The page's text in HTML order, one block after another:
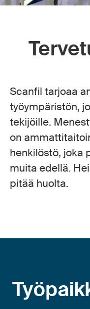
Scanfil tarjoaa
työympäristön,
tekijöille.
on
henkilöstö, joka
muita edellä.
pitää huolta.